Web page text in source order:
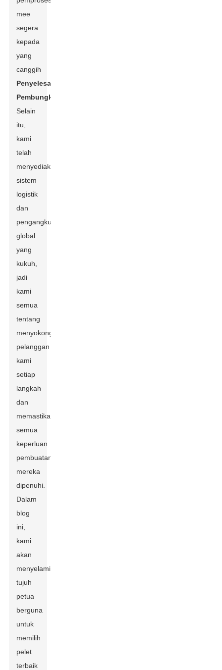
mee
segera
kepada
yang
canggih
Penyelesaian
Pembungkusan
Selain
itu,
kami
telah
menyediakan
sistem
logistik
dan
pengangkutan
global
yang
kukuh,
jadi
kami
semua
tentang
menyokong
pelanggan
kami
setiap
langkah
dan
memastikan
semua
keperluan
pembuatan
mereka
dipenuhi.
Dalam
blog
ini,
kami
akan
menyelami
tujuh
petua
berguna
untuk
memilih
pelet
terbaik